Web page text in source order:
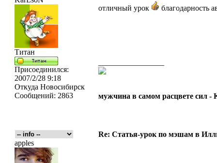
Титан
Присоединился:
2007/2/28 9:18
Откуда Новосибирск
Сообщений: 2863
отличный урок благодарность
мужчина в самом расцвете сил -
Re: Статья-урок по мэшам в
apples